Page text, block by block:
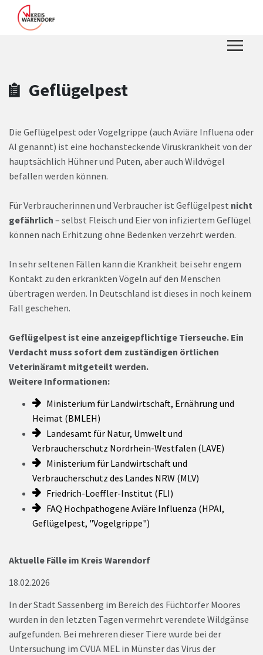
Zum Header
Zum Hauptinhalt
Zum Footer
Zum Hauptinhalt springen
Geflügelpest
Die Geflügelpest oder Vogelgrippe (auch Aviäre Influena oder
AI genannt) ist eine hochansteckende Viruskrankheit von der
hauptsächlich Hühner und Puten, aber auch Wildvögel
befallen werden können.
Für Verbraucherinnen und Verbraucher ist Geflügelpest nicht
gefährlich – selbst Fleisch und Eier von infiziertem Geflügel
können nach Erhitzung ohne Bedenken verzehrt werden.
In sehr seltenen Fällen kann die Krankheit bei sehr engem
Kontakt zu den erkrankten Vögeln auf den Menschen
übertragen werden. In Deutschland ist dieses in noch keinem
Fall geschehen.
Geflügelpest ist eine anzeigepflichtige Tierseuche. Ein
Verdacht muss sofort dem zuständigen örtlichen
Veterinäramt mitgeteilt werden.
Weitere Informationen:
Ministerium für Landwirtschaft, Ernährung und
Heimat (BMLEH)
Landesamt für Natur, Umwelt und
Verbraucherschutz Nordrhein-Westfalen (LAVE)
Ministerium für Landwirtschaft und
Verbraucherschutz des Landes NRW (MLV)
Friedrich-Loeffler-Institut (FLI)
FAQ Hochpathogene Aviäre Influenza (HPAI,
Geflügelpest, "Vogelgrippe")
Aktuelle Fälle im Kreis Warendorf
18.02.2026
In der Stadt Sassenberg im Bereich des Füchtorfer Moores
wurden in den letzten Tagen vermehrt verendete Wildgänse
aufgefunden. Bei mehreren dieser Tiere wurde bei der
Untersuchung im CVUA MEL in Münster das Virus der